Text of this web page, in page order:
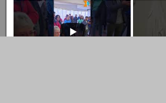
Youtube
Prensa Legislativa TDF